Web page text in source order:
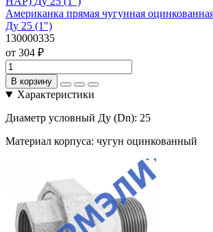
Американка прямая чугунная
Ду 25 (1")
130000335
от 304 ₽
В корзину
Характеристики
Диаметр условный Ду (Dn): 25
Материал корпуса: чугун оцинкованный